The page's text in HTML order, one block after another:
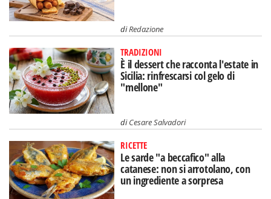
diRedazione
TRADIZIONI
È il dessert che racconta l'estate in
Sicilia: rinfrescarsi col gelo di
"mellone"
diCesare Salvadori
RICETTE
Le sarde "a beccafico" alla
catanese: non si arrotolano, con
un ingrediente a sorpresa